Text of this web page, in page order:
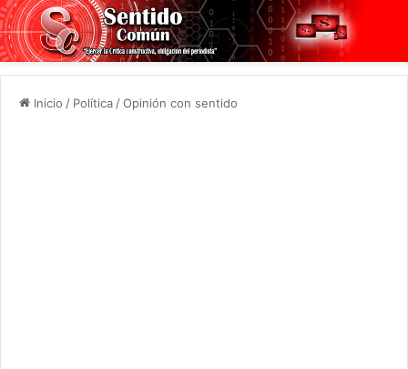
Inicio / Política /Opinión con sentido